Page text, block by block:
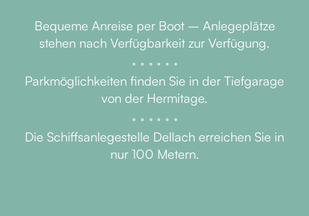
Bequeme Anreise per Boot – Anlegeplätze
stehen nach Verfügbarkeit zur Verfügung.
Parkmöglichkeiten finden Sie in der Tiefgarage
von der Hermitage.
Die Schiffsanlegestelle Dellach erreichen Sie in
nur 100 Metern.